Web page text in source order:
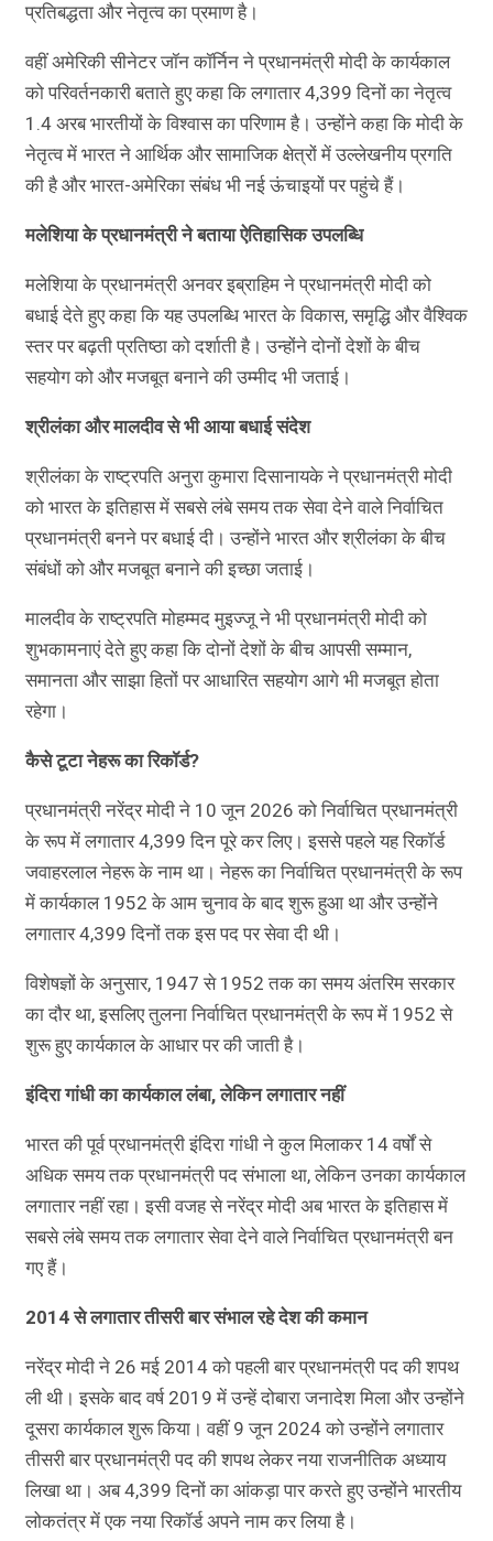
प्रतिबद्धता और नेतृत्व का प्रमाण है।
वहीं अमेरिकी सीनेटर जॉन कॉर्निन ने प्रधानमंत्री मोदी के कार्यकाल
को परिवर्तनकारी बताते हुए कहा कि लगातार 4,399 दिनों का नेतृत्व
1.4 अरब भारतीयों के विश्वास का परिणाम है। उन्होंने कहा कि मोदी के
नेतृत्व में भारत ने आर्थिक और सामाजिक क्षेत्रों में उल्लेखनीय प्रगति
की है और भारत-अमेरिका संबंध भी नई ऊंचाइयों पर पहुंचे हैं।
मलेशिया के प्रधानमंत्री ने बताया ऐतिहासिक उपलब्धि
मलेशिया के प्रधानमंत्री अनवर इब्राहिम ने प्रधानमंत्री मोदी को
बधाई देते हुए कहा कि यह उपलब्धि भारत के विकास, समृद्धि और वैश्विक
स्तर पर बढ़ती प्रतिष्ठा को दर्शाती है। उन्होंने दोनों देशों के बीच
सहयोग को और मजबूत बनाने की उम्मीद भी जताई।
श्रीलंका और मालदीव से भी आया बधाई संदेश
श्रीलंका के राष्ट्रपति अनुरा कुमारा दिसानायके ने प्रधानमंत्री मोदी
को भारत के इतिहास में सबसे लंबे समय तक सेवा देने वाले निर्वाचित
प्रधानमंत्री बनने पर बधाई दी। उन्होंने भारत और श्रीलंका के बीच
संबंधों को और मजबूत बनाने की इच्छा जताई।
मालदीव के राष्ट्रपति मोहम्मद मुइज्जू ने भी प्रधानमंत्री मोदी को
शुभकामनाएं देते हुए कहा कि दोनों देशों के बीच आपसी सम्मान,
समानता और साझा हितों पर आधारित सहयोग आगे भी मजबूत होता
रहेगा।
कैसे टूटा नेहरू का रिकॉर्ड?
प्रधानमंत्री नरेंद्र मोदी ने 10 जून 2026 को निर्वाचित प्रधानमंत्री
के रूप में लगातार 4,399 दिन पूरे कर लिए। इससे पहले यह रिकॉर्ड
जवाहरलाल नेहरू के नाम था। नेहरू का निर्वाचित प्रधानमंत्री के रूप
में कार्यकाल 1952 के आम चुनाव के बाद शुरू हुआ था और उन्होंने
लगातार 4,399 दिनों तक इस पद पर सेवा दी थी।
विशेषज्ञों के अनुसार, 1947 से 1952 तक का समय अंतरिम सरकार
का दौर था, इसलिए तुलना निर्वाचित प्रधानमंत्री के रूप में 1952 से
शुरू हुए कार्यकाल के आधार पर की जाती है।
इंदिरा गांधी का कार्यकाल लंबा, लेकिन लगातार नहीं
भारत की पूर्व प्रधानमंत्री इंदिरा गांधी ने कुल मिलाकर 14 वर्षों से
अधिक समय तक प्रधानमंत्री पद संभाला था, लेकिन उनका कार्यकाल
लगातार नहीं रहा। इसी वजह से नरेंद्र मोदी अब भारत के इतिहास में
सबसे लंबे समय तक लगातार सेवा देने वाले निर्वाचित प्रधानमंत्री बन
गए हैं।
2014 से लगातार तीसरी बार संभाल रहे देश की कमान
नरेंद्र मोदी ने 26 मई 2014 को पहली बार प्रधानमंत्री पद की शपथ
ली थी। इसके बाद वर्ष 2019 में उन्हें दोबारा जनादेश मिला और उन्होंने
दूसरा कार्यकाल शुरू किया। वहीं 9 जून 2024 को उन्होंने लगातार
तीसरी बार प्रधानमंत्री पद की शपथ लेकर नया राजनीतिक अध्याय
लिखा था। अब 4,399 दिनों का आंकड़ा पार करते हुए उन्होंने भारतीय
लोकतंत्र में एक नया रिकॉर्ड अपने नाम कर लिया है।